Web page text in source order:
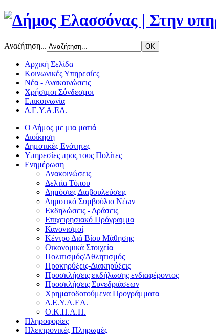
Αναζήτηση...
Αρχική Σελίδα
Κοινωνικές Υπηρεσίες
Νέα - Ανακοινώσεις
Χρήσιμοι Σύνδεσμοι
Επικοινωνία
Δ.Ε.Υ.Α.ΕΛ.
Ο Δήμος με μια ματιά
Διοίκηση
Δημοτικές Ενότητες
Υπηρεσίες προς τους Πολίτες
Ενημέρωση
Ανακοινώσεις
Δελτία Τύπου
Δημόσιες Διαβουλεύσεις
Δημοτικό Συμβούλιο Νέων
Εκδηλώσεις - Δράσεις
Επιχειρησιακό Πρόγραμμα
Κανονισμοί
Κέντρο Διά Βίου Μάθησης
Οικονομικά Στοιχεία
Πολιτισμός/Αθλητισμός
Προκηρύξεις-Διακηρύξεις
Προσκλήσεις εκδήλωσης ενδιαφέροντος
Προσκλήσεις Συνεδριάσεων
Χρηματοδοτούμενα Προγράμματα
Δ.Ε.Υ.Α.ΕΛ.
Ο.Κ.Π.Α.Π.
Πληροφορίες
Ηλεκτρονικές Πληρωμές